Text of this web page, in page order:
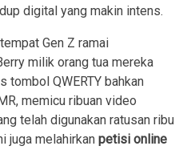
digital yang makin intens.
Gen Z ramai
milik orang tua mereka
tombol QWERTY bahkan
memicu ribuan video
telah digunakan ratusan ribu
juga melahirkan petisi online